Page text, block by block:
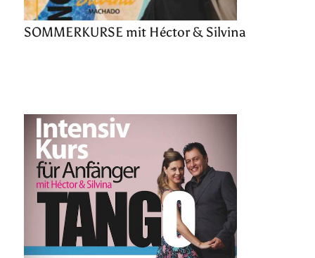
SOMMERKURSE mit Héctor & Silvina